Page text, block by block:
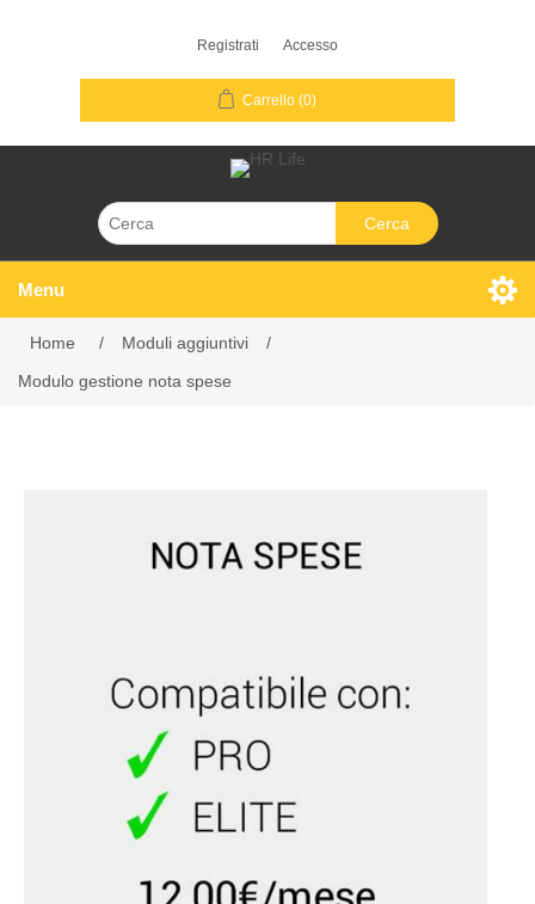
Registrati Accesso
Carrello (0)
Cerca
Menu
Home / Moduli aggiuntivi
/
Modulo gestione nota spese